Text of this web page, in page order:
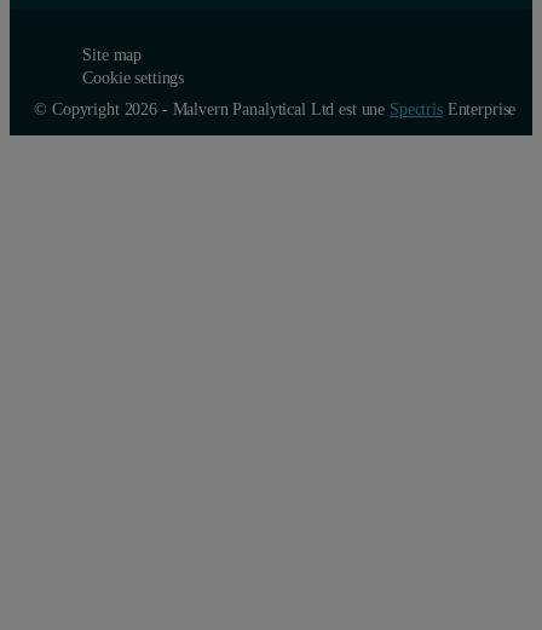
Site map
Cookie settings
© Copyright 2026 - Malvern Panalytical Ltd est une SpectrisEnterprise